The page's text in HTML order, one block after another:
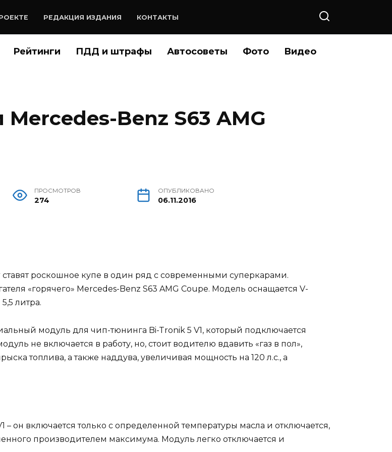
РЕДАКЦИЯ ИЗДАНИЯ КОНТАКТЫ
Рейтинги ПДД и штрафы Автосоветы Фото Видео
Benz S63 AMG
ПРОСМОТРОВ
274
ОПУБЛИКОВАНО
06.11.2016
роскошное купе в один ряд с современными суперкарами.
«горячего» Mercedes-Benz S63 AMG Coupe. Модель оснащается V-
литра.
модуль для чип-тюнинга Bi-Tronik 5 V1, который подключается
не включается в работу, но, стоит водителю вдавить «газ в пол»,
топлива, а также наддува, увеличивая мощность на 120 л.с., а
– он включается только с определенной температуры масла и отключается,
производителем максимума. Модуль легко отключается и